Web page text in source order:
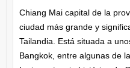
Chiang Mai capital de la
ciudad más grande y
Tailandia. Está situada a
Bangkok, entre algunas de